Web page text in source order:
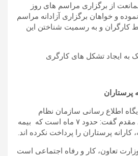
از برگزاری مراسم های روز
و خواهان برگزاری آزادانه مراسم
کارگران و به رسمیت شناختن این
به ایجاد تشکل های کارگری
پایگاه اطلاع رسانی سازمان نظام
پرستاری، محمد شریفی مقدم گفت: حدود ۷ ماه است که بیمه
کارانه پرستاران را پرداخت نکرده اند.
تعاون، کار و رفاه اجتماعی است